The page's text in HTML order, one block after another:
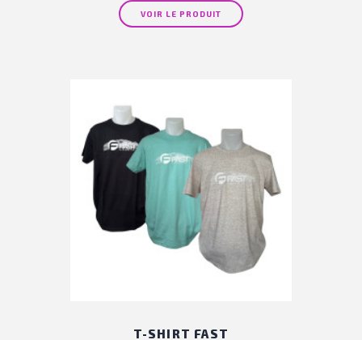
VOIR LE PRODUIT
T-SHIRT FAST